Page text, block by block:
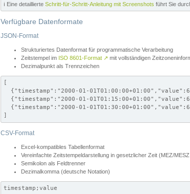
ℹ️ Eine detaillierte Schritt-für-Schritt-Anleitung mit Screenshots führt Sie
Verfügbare Datenformate
JSON-Format
Strukturiertes Datenformat für programmatische Verarbeitung
Zeitstempel im ISO 8601-Format ↗ mit vollständigen
Dezimalpunkt als Trennzeichen
[
{"timestamp":"2000-01-
{"timestamp":"2000-01-
{"timestamp":"2000-01-
]
CSV-Format
Excel-kompatibles Tabellenformat
Vereinfachte Zeitstempeldarstellung in gesetzlicher Zeit (MEZ/
Semikolon als Feldtrenner
Dezimalkomma (deutsche Notation)
timestamp;value